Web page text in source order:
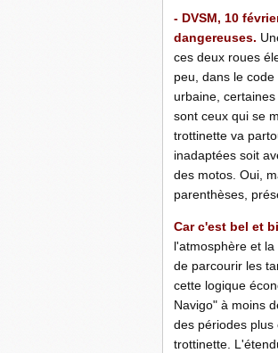
- DVSM, 10
dangereuses.
ces deux roues
peu, dans le
urbaine,
sont ceux qui se
trottinette va
inadaptées soit
des motos. Oui,
parenthèses,
Car c'est bel et
l'atmosphère et
de parcourir les
cette logique
Navigo" à moins
des périodes plus
trottinette.